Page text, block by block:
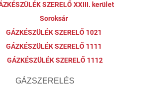
SZERELŐ XXIII. kerület
Soroksár
GÁZKÉSZÜLÉK SZERELŐ 1021
GÁZKÉSZÜLÉK SZERELŐ 1111
GÁZKÉSZÜLÉK SZERELŐ 1112
GÁZSZERELÉS